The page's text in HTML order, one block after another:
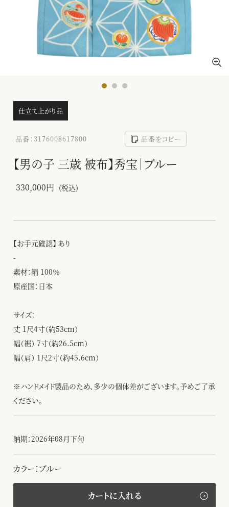
仕立て上がり品
品番：3176008617800 品番をコピー
【男の子 三歳 被布】秀宝｜ブルー
330,000円 (税込)
【お手元確認】 あり
-
素材：絹 100％
原産国：日本
サイズ：
丈 1尺4寸（約53cm）
幅（裾） 7寸（約26.5cm）
幅（肩） 1尺2寸（約45.6cm）
※ハンドメイド製品のため、多少の個体差がございます。予めご了承
ください。
納期：2026年08月下旬
カラー：ブルー
カートに入れる